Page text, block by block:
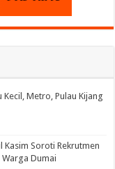
Kecil, Metro, Pulau Kijang
Kasim Soroti Rekrutmen
Dumai